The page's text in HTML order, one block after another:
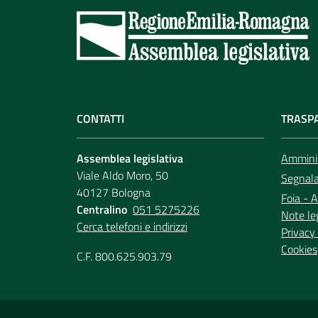
CONTATTI
Assemblea legislativa
Viale Aldo Moro, 50
40127 Bologna
Centralino 051 5275226
Cerca telefoni e indirizzi
C.F. 800.625.903.79
Foia -
Note
Cookies